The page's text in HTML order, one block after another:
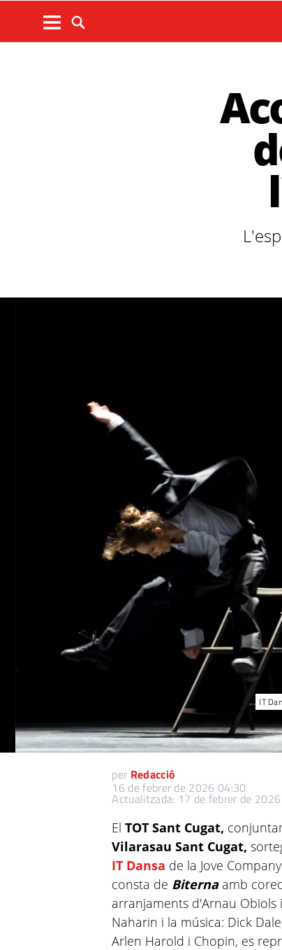
IT
per Redacció
16 de febrer de 2026 04:30
Actualitzada: 17 de febrer de
ElTOT Sant Cugat,
Vilarasau Sant Cugat,
IT Dansa de la Jove
consta de Biterna amb
arranjaments d'Arnau Obiols i
Naharin i la música: Dick
Arlen Harold i Chopin, es